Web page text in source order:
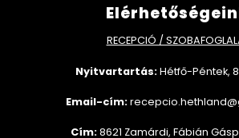
RECEPCIÓ /
Nyitvartartás:Hétfő-Péntek,
Email-cím:
Cím:8621 Zamárdi, Fábián